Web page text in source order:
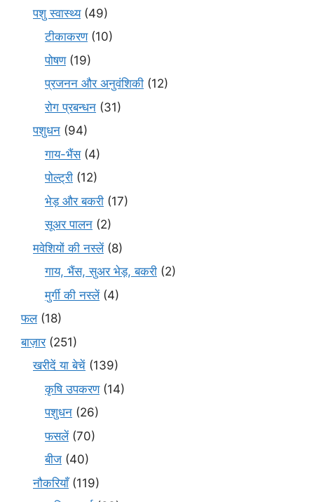
पशु स्वास्थ्य(49)
टीकाकरण(10)
पोषण(19)
प्रजनन और अनुवंशिकी (12)
रोग प्रबन्धन (31)
पशुधन (94)
गाय-भैंस(4)
पोल्ट्री (12)
भेड़ और बकरी (17)
सूअर पालन (2)
मवेशियों की नस्लें(8)
गाय, भैंस, सुअर भेड़, बकरी (2)
मुर्गी की नस्लें(4)
फल(18)
बाज़ार(251)
खरीदें या बेचें (139)
कृषि उपकरण(14)
पशुधन (26)
फसलें(70)
बीज (40)
नौकरियाँ(119)